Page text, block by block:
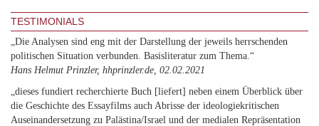
TESTIMONIALS
„Die Analysen sind eng mit der Darstellung der jeweils herrschenden
politischen Situation verbunden. Basisliteratur zum Thema.“
Hans Helmut Prinzler, hhprinzler.de, 02.02.2021
„dieses fundiert recherchierte Buch [liefert] neben einem Überblick über
die Geschichte des Essayfilms auch Abrisse der ideologiekritischen
Auseinandersetzung zu Palästina/Israel und der medialen Repräsentation